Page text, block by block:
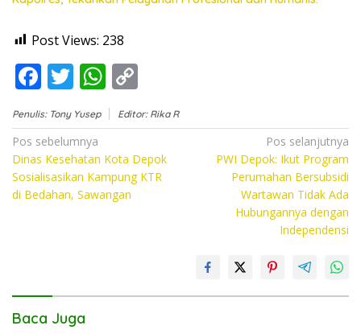
Post Views: 238
F
ac
e
b
o
o
T
w
itt
er
W
h
at
s
A
p
o
p
y
Li
Penulis: Tony Yusep Editor: Rika R
Navigasi
pos
Pos sebelumnya
Dinas Kesehatan Kota Depok
Sosialisasikan Kampung KTR
di Bedahan, Sawangan
Pos selanjutnya
PWI Depok: Ikut Program
Perumahan Bersubsidi
Wartawan Tidak Ada
Hubungannya dengan
Independensi
Baca Juga